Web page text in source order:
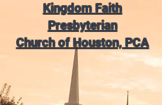
Kingdom Faith
Presbyterian
Church of Houston, PCA